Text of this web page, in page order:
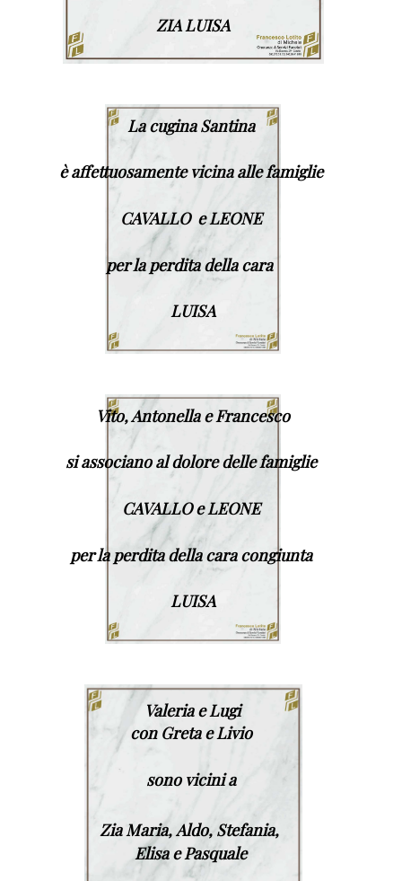
ZIA LUISA
La cugina Santina
è affettuosamente vicina alle famiglie
CAVALLO e LEONE
per la perdita della cara
LUISA
Vito, Antonella e Francesco
si associano al dolore delle famiglie
CAVALLO e LEONE
per la perdita della cara congiunta
LUISA
Valeria e Lugi
con Greta e Livio
sono vicini a
Zia Maria,Aldo, Stefania,
Elisa e Pasquale